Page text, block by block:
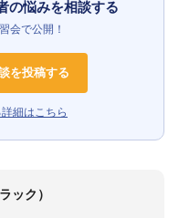
の悩みを相談する
会で公開！
を投稿する
細はこちら
ック）